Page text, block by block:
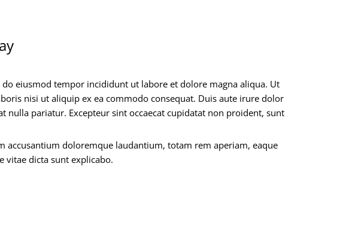
eiusmod tempor incididunt ut labore et dolore magna aliqua. Ut
nisi ut aliquip ex ea commodo consequat. Duis aute irure dolor
pariatur. Excepteur sint occaecat cupidatat non proident, sunt
accusantium doloremque laudantium, totam rem aperiam, eaque
vitae dicta sunt explicabo.